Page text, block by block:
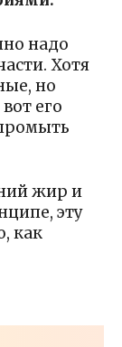
надо
Хотя
но
его
жир и
эту
как